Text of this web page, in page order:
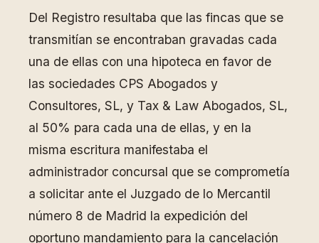
Del Registro resultaba que las fincas que se
transmitían se encontraban gravadas cada
una de ellas con una hipoteca en favor de
las sociedades CPS Abogados y
Consultores, SL, y Tax & Law Abogados, SL,
al 50% para cada una de ellas, y en la
misma escritura manifestaba el
administrador concursal que se comprometía
a solicitar ante el Juzgado de lo Mercantil
número 8 de Madrid la expedición del
oportuno mandamiento para la cancelación